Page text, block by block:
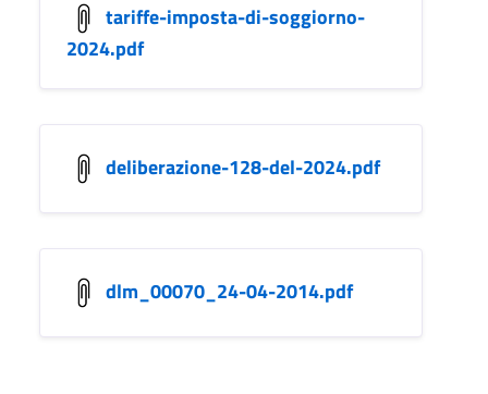
tariffe-imposta-di-soggiorno-
2024.pdf
deliberazione-128-del-2024.pdf
dlm_00070_24-04-2014.pdf